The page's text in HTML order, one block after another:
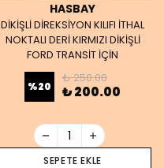
HASBAY
DİKİŞLİ DİREKSİYON KILIFI İTHAL
NOKTALI DERİ KIRMIZI DİKİŞLİ
FORD TRANSİT İÇİN
%20
₺ 250.00
₺ 200.00
SEPETE EKLE